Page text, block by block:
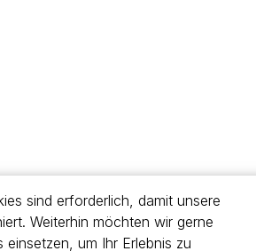
sind erforderlich, damit unsere
Weiterhin möchten wir gerne
um Ihr Erlebnis zu